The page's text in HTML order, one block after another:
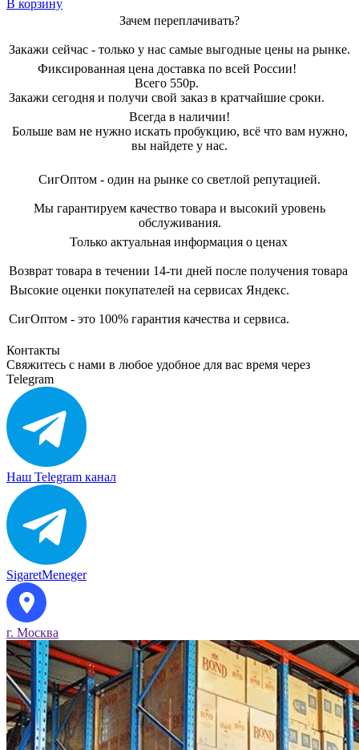
В корзину
Зачем переплачивать?
Закажи сейчас - только у нас самые выгодные цены на рынке.
Фиксированная цена доставка по всей России!
Всего 550р.
Закажи сегодня и получи свой заказ в кратчайшие сроки.
Всегда в наличии!
Больше вам не нужно искать пробукцию, всё что вам нужно,
вы найдете у нас.
СигОптом - один на рынке со светлой репутацией.
Мы гарантируем качество товара и высокий уровень
обслуживания.
Только актуальная информация о ценах
Возврат товара в течении 14-ти дней после получения товара
Высокие оценки покупателей на сервисах Яндекс.
СигОптом - это 100% гарантия качества и сервиса.
Контакты
Свяжитесь с нами в любое удобное для вас время через
Telegram
Наш Telegram канал
SigaretMeneger
г. Москва